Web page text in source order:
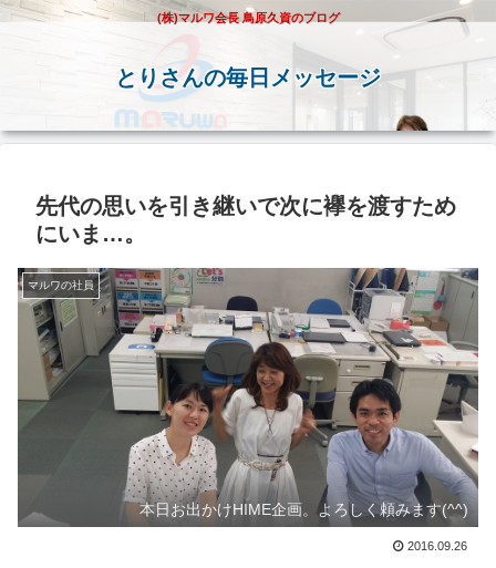
(株)マルワ会長 鳥原久資のブログ
とりさんの毎日メッセージ
先代の思いを引き継いで次に襷を渡すため
にいま…。
マルワの社員
本日お出かけHIME企画。よろしく頼みます(^^)
2016.09.26